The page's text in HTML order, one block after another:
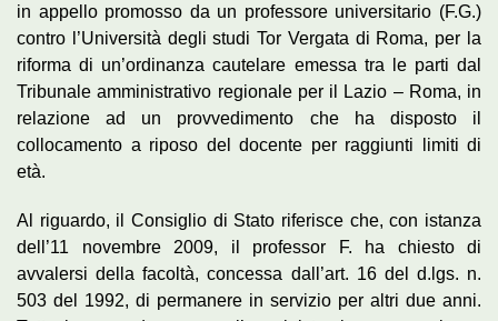
in appello promosso da un professore universitario (F.G.)
contro l’Università degli studi Tor Vergata di Roma, per la
riforma di un’ordinanza cautelare emessa tra le parti dal
Tribunale amministrativo regionale per il Lazio – Roma, in
relazione ad un provvedimento che ha disposto il
collocamento a riposo del docente per raggiunti limiti di
età.
Al riguardo, il Consiglio di Stato riferisce che, con istanza
dell’11 novembre 2009, il professor F. ha chiesto di
avvalersi della facoltà, concessa dall’art. 16 del d.lgs. n.
503 del 1992, di permanere in servizio per altri due anni.